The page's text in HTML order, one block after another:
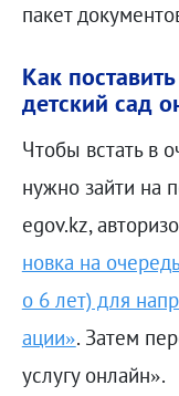
пакет
Как
детский сад
Чтобы встать в
нужно зайти на
egov.kz,
новка на
о 6 лет) для
ации». Затем
услугу онлайн».